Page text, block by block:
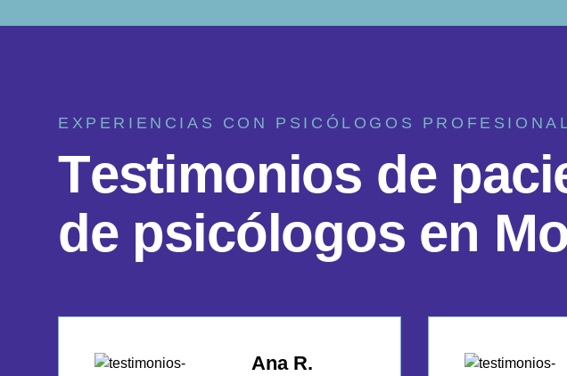
EXPERIENCIAS CON PSICÓLOGOS
Testimonios de paci
de psicólogos en M
Ana R.